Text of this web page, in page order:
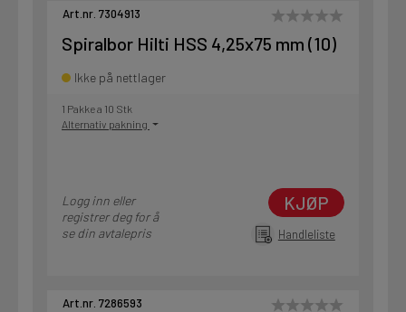
Art.nr. 7304913
Spiralbor Hilti HSS 4,25x75 mm (10)
Ikke på nettlager
1 Pakke a 10 Stk
Alternativ pakning
Logg inn eller
registrer deg for å
se din avtalepris
KJØP
Handleliste
Art.nr. 7286593